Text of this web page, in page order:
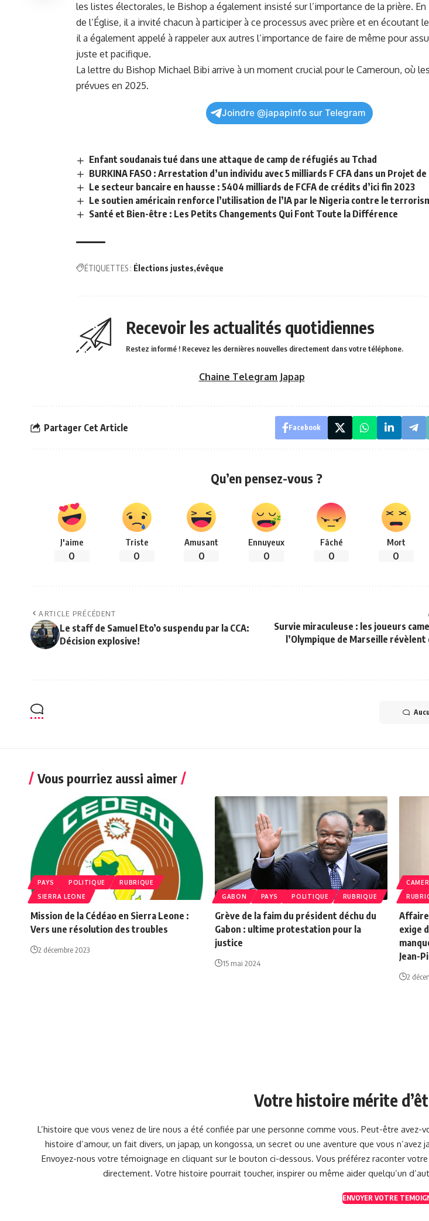
les⁣ listes ⁢électorales, le Bishop‌ a également insisté sur l’importance ‍de la prière.
de l’Église, il a invité ​chacun à participer à ce ‌processus avec prière et en écoutant‍
il a également appelé à rappeler aux autres l’importance de faire​ de même ‍pour
juste et pacifique.
La lettre du ‌Bishop Michael Bibi​ arrive à un moment crucial pour le Cameroun, où
prévues en 2025.
Joindre @japapinfo sur Telegram
Enfant soudanais tué dans une attaque de camp de réfugiés au Tchad
BURKINA FASO : Arrestation d’un individu avec 5 milliards F CFA dans un Projet
Le secteur bancaire en hausse : 5404 milliards de FCFA de crédits d’ici fin 2023
Le soutien américain renforce l’utilisation de l’IA par le Nigeria contre le
Santé et Bien-être : Les Petits Changements Qui Font Toute la Différence
ÉTIQUETTES : Élections justes évêque
Recevoir les actualités quotidiennes
Restez informé ! Recevez les dernières nouvelles directement dans votre téléphone.
Chaine Telegram Japap
Partager Cet Article Facebook
Qu’en pensez-vous ?
J'aime
0
Triste
0
Amusant
0
Ennuyeux
0
Fâché
0
Mort
0
ARTICLE PRÉCÉDENT
Le staff de Samuel Eto’o suspendu par la CCA:
Décision explosive!
Survie miraculeuse : les joueurs
l’Olympique de Marseille
Vous pourriez aussi aimer
PAYS POLITIQUE
RUBRIQUE
SIERRA LEONE
Mission de la Cédéao en Sierra Leone :
Vers une résolution des troubles
2 décembre 2023
GABON PAYS POLITIQUE RUBRIQUE
Grève de la faim du président déchu du
Gabon : ultime protestation pour la
justice
15 mai 2024
Affaire
exige
Jean-
2
Votre histoire mérite
L’histoire que vous venez de lire nous a été confiée par une personne comme vous. Peut-être
histoire d’amour, un fait divers, un japap, un kongossa, un secret ou une aventure que vous
Envoyez-nous votre témoignage en cliquant sur le bouton ci-dessous. Vous préférez raconter
directement. Votre histoire pourrait toucher, inspirer ou même aider quelqu’un
ENVOYER VOTRE